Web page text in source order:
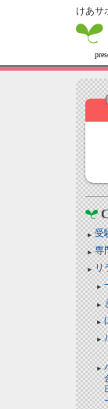
けあサ
受
専
リ